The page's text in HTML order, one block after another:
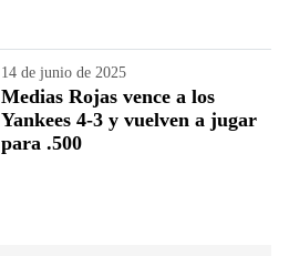
14 de junio de 2025
Medias Rojas vence a los
Yankees 4-3 y vuelven a jugar
para .500